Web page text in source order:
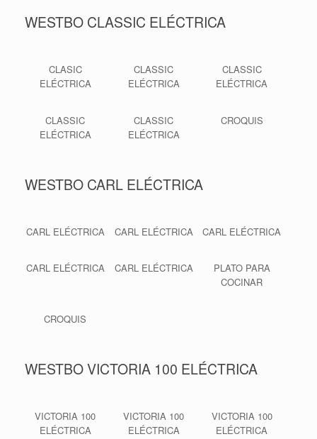
WESTBO CLASSIC ELÉCTRICA
CLASIC
ELÉCTRICA
CLASSIC
ELÉCTRICA
CLASSIC
ELÉCTRICA
CLASSIC
ELÉCTRICA
CLASSIC
ELÉCTRICA
CROQUIS
WESTBO CARL ELÉCTRICA
CARL ELÉCTRICA CARL ELÉCTRICA CARL ELÉCTRICA
CARL ELÉCTRICA CARL ELÉCTRICA
PLATO PARA
COCINAR
CROQUIS
WESTBO VICTORIA 100 ELÉCTRICA
VICTORIA 100
ELÉCTRICA
VICTORIA 100
ELÉCTRICA
VICTORIA 100
ELÉCTRICA